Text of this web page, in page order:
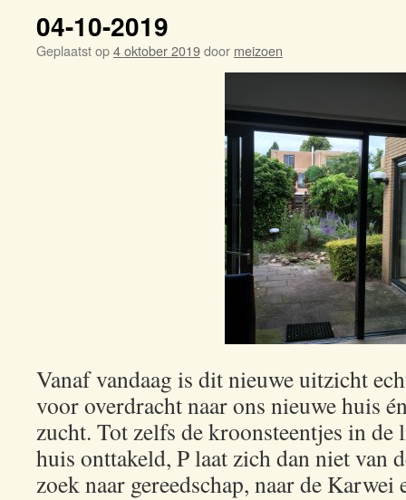
04-10-2019
Geplaatst op4 oktober 2019door meizoen
Vanaf vandaag is dit nieuwe uitzicht
voor overdracht naar ons nieuwe huis
zucht. Tot zelfs de kroonsteentjes in de
huis onttakeld, P laat zich dan niet van
zoek naar gereedschap, naar de